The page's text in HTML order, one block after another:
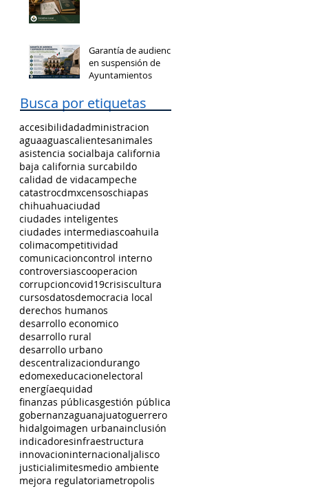
Garantía de audiencia
en suspensión de
Ayuntamientos
Busca por etiquetas
accesibilidadadministracion
aguaaguascalientesanimales
asistencia socialbaja california
baja california surcabildo
calidad de vidacampeche
catastrocdmxcensoschiapas
chihuahuaciudad
ciudades inteligentes
ciudades intermediascoahuila
colimacompetitividad
comunicacioncontrol interno
controversiascooperacion
corrupcioncovid19crisiscultura
cursosdatosdemocracia local
derechos humanos
desarrollo economico
desarrollo rural
desarrollo urbano
descentralizaciondurango
edomexeducacionelectoral
energíaequidad
finanzas públicasgestión pública
gobernanzaguanajuatoguerrero
hidalgoimagen urbanainclusión
indicadoresinfraestructura
innovacioninternacionaljalisco
justicialimitesmedio ambiente
mejora regulatoriametropolis